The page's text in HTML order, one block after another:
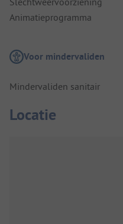
Animatieprogramma
Voor mindervaliden
Mindervaliden sanitair
Locatie